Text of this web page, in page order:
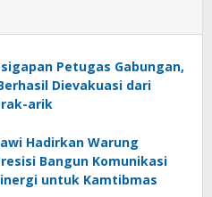
Petugas Gabungan,
Dievakuasi dari
arik
Hadirkan Warung
Bangun Komunikasi
untuk Kamtibmas